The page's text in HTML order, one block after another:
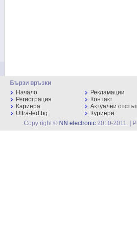
Бързи връзки
Начало
Рекламации
Регистрация
Контакт
Кариера
Актуални
Ultra-led.bg
Куриери
Copy right © NN electronic 2010-2011. |